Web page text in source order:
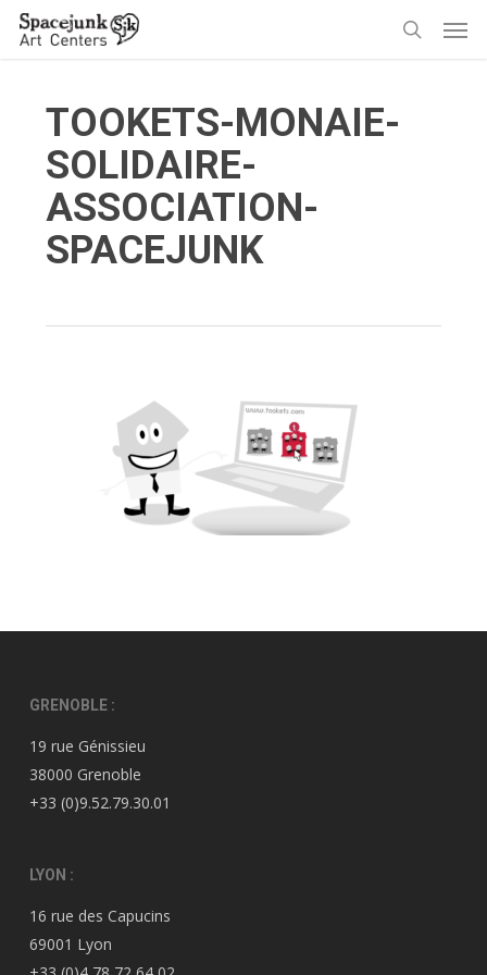
Skip
TOOKETS-MONAIE-
SOLIDAIRE-
ASSOCIATION-
SPACEJUNK
GRENOBLE :
19 rue Génissieu
38000 Grenoble
+33 (0)9.52.79.30.01
LYON :
16 rue des Capucins
69001 Lyon